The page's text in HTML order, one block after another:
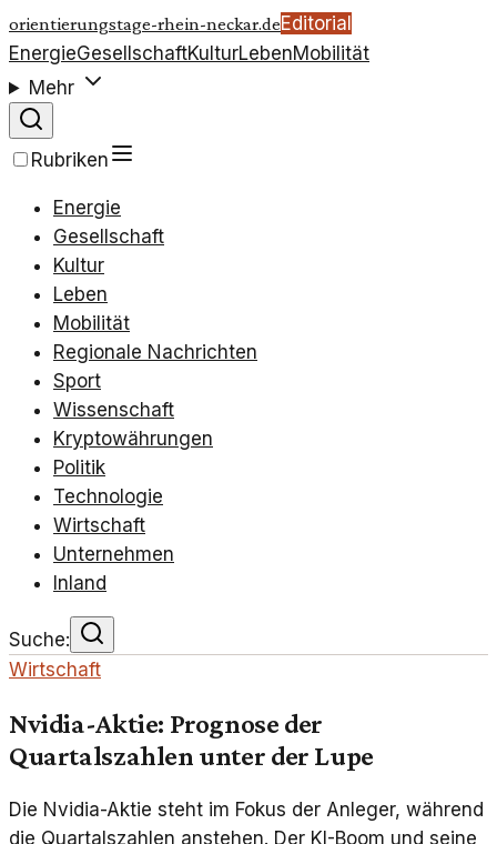
orientierungstage-rhein-neckar.deEditorial
EnergieGesellschaftKulturLebenMobilität
Mehr
Rubriken
Energie
Gesellschaft
Kultur
Leben
Mobilität
Regionale Nachrichten
Sport
Wissenschaft
Kryptowährungen
Politik
Technologie
Wirtschaft
Unternehmen
Inland
Suche:
Wirtschaft
Nvidia-Aktie: Prognose der
Quartalszahlen unter der Lupe
Die Nvidia-Aktie steht im Fokus der Anleger, während
die Quartalszahlen anstehen. Der KI-Boom und seine